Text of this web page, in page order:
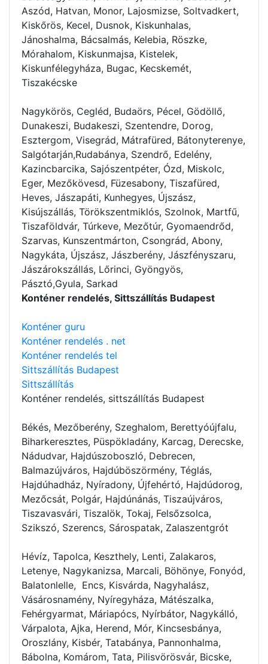
Aszód, Hatvan, Monor, Lajosmizse, Soltvadkert,
Kiskőrös, Kecel, Dusnok, Kiskunhalas,
Jánoshalma, Bácsalmás, Kelebia, Röszke,
Mórahalom, Kiskunmajsa, Kistelek,
Kiskunfélegyháza, Bugac, Kecskemét,
Tiszakécske
Nagykörös, Cegléd, Budaörs, Pécel, Gödöllő,
Dunakeszi, Budakeszi, Szentendre, Dorog,
Esztergom, Visegrád, Mátrafüred, Bátonyterenye,
Salgótarján,Rudabánya, Szendrő, Edelény,
Kazincbarcika, Sajószentpéter, Ózd, Miskolc,
Eger, Mezőkövesd, Füzesabony, Tiszafüred,
Heves, Jászapáti, Kunhegyes, Újszász,
Kisújszállás, Törökszentmiklós, Szolnok, Martfű,
Tiszaföldvár, Túrkeve, Mezőtúr, Gyomaendrőd,
Szarvas, Kunszentmárton, Csongrád, Abony,
Nagykáta, Újszász, Jászberény, Jászfényszaru,
Jászárokszállás, Lőrinci, Gyöngyös,
Pásztó,Gyula, Sarkad
Konténer rendelés, Sittszállítás Budapest
Konténer guru
Konténer rendelés . net
Konténer rendelés tel
Sittszállítás Budapest
Sittszállítás
Konténer rendelés, sittszállítás Budapest
Békés, Mezőberény, Szeghalom, Berettyóújfalu,
Biharkeresztes, Püspökladány, Karcag, Derecske,
Nádudvar, Hajdúszoboszló, Debrecen,
Balmazújváros, Hajdúböszörmény, Téglás,
Hajdúhadház, Nyíradony, Újfehértó, Hajdúdorog,
Mezőcsát, Polgár, Hajdúnánás, Tiszaújváros,
Tiszavasvári, Tiszalök, Tokaj, Felsőzsolca,
Szikszó, Szerencs, Sárospatak, Zalaszentgrót
Hévíz, Tapolca, Keszthely, Lenti, Zalakaros,
Letenye, Nagykanizsa, Marcali, Böhönye, Fonyód,
Balatonlelle, Encs, Kisvárda, Nagyhalász,
Vásárosnamény, Nyíregyháza, Mátészalka,
Fehérgyarmat, Máriapócs, Nyírbátor, Nagykálló,
Várpalota, Ajka, Herend, Mór, Kincsesbánya,
Oroszlány, Kisbér, Tatabánya, Pannonhalma,
Bábolna, Komárom, Tata, Pilisvörösvár, Bicske,